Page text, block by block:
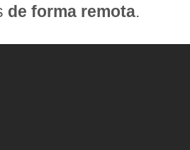
de forma remota.